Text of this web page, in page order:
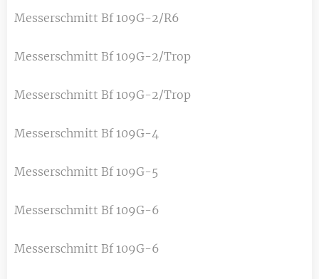
Messerschmitt Bf 109G-2/R6
Messerschmitt Bf 109G-2/Trop
Messerschmitt Bf 109G-2/Trop
Messerschmitt Bf 109G-4
Messerschmitt Bf 109G-5
Messerschmitt Bf 109G-6
Messerschmitt Bf 109G-6